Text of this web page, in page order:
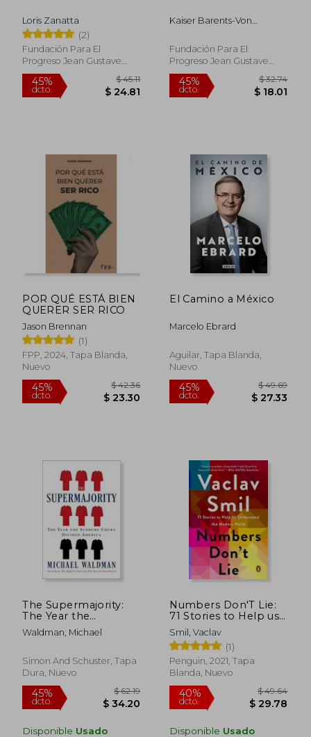
Loris Zanatta
(2)
Fundación Para El
Progreso Jean Gustave
Courc, 2021, Tapa Blanda,
Nuevo
$ 24.81
Kaiser Barents-Von
Phillipcifuentes,
Ceciliajuarez,
Mariojocelyn-Holt Letelier,
Alfredo
Fundación Para El
Progreso Jean Gustave
Courcelle-Seneuil, 2022, 1
Edición, Tapa Blanda,
Nuevo
POR QUÉ ESTÁ BIEN
QUERER SER RICO
Jason Brennan
(1)
FPP, 2024, Tapa Blanda,
Nuevo
El Camino a México
Marcelo Ebrard
Aguilar, Tapa Blanda,
Nuevo
The Supermajority:
The Year the
Supreme Court
Divided America (en
Waldman, Michael
Simon And Schuster, Tapa
Dura, Nuevo
Disponible Usado
Numbers Don'T Lie:
71 Stories to Help us
Understand the
Modern World (en
Inglés)
Smil, Vaclav
(1)
Penguin, 2021, Tapa
Blanda, Nuevo
Disponible Usado